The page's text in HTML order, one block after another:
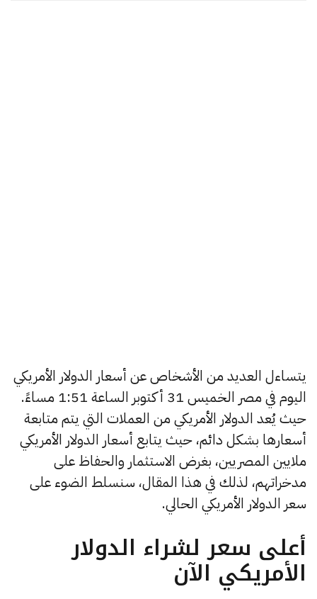
يتساءل العديد من الأشخاص عن أسعار الدولار الأمريكي
اليوم في مصر الخميس 31 أكتوبر الساعة 1:51 مساءً.
حيث يُعد الدولار الأمريكي من العملات التي يتم متابعة
أسعارها بشكل دائم، حيث يتابع أسعار الدولار الأمريكي
ملايين المصريين، بغرض الاستثمار والحفاظ على
مدخراتهم، لذلك في هذا المقال، سنسلط الضوء على
سعر الدولار الأمريكي الحالي.
أعلى سعر لشراء الدولار
الأمريكي الآن